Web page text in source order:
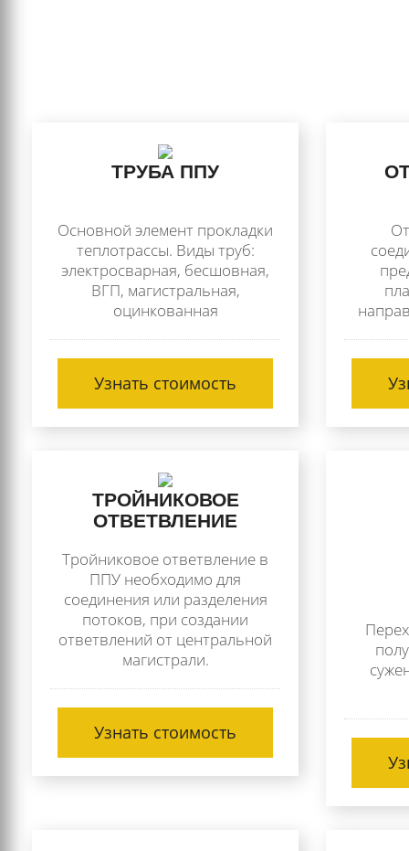
ТРУБА ППУ
Основной элемент прокладки
теплотрассы. Виды труб:
электросварная, бесшовная,
ВГП, магистральная,
оцинкованная
Узнать стоимость
ТРОЙНИКОВОЕ
ОТВЕТВЛЕНИЕ
Тройниковое ответвление в
ППУ необходимо для
соединения или разделения
потоков, при создании
ответвлений от центральной
магистрали.
Узнать стоимость